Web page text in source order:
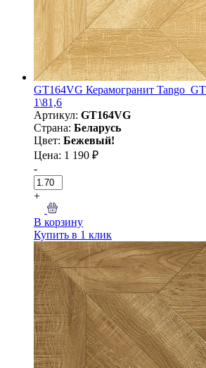
GT164VG Керамогранит Tango_GT
1\81,6
Артикул: GT164VG
Страна: Беларусь
Цвет: Бежевый!
Цена: 1 190 ₽
-
+
В корзину
Купить в 1 клик